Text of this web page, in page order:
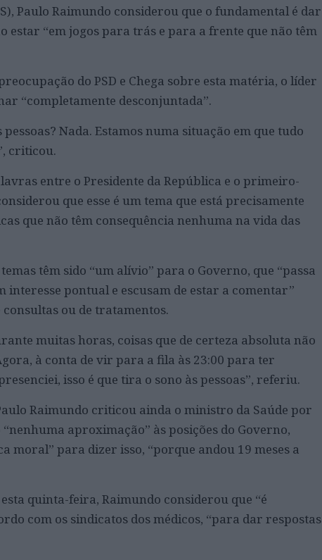
Paulo Raimundo considerou que o fundamental é dar
estar “em jogos para trás e para a frente que não têm
do PSD e Chega sobre esta matéria, o líder
“completamente desconjuntada”.
Nada. Estamos numa situação em que tudo
criticou.
entre o Presidente da República e o primeiro-
que esse é um tema que está precisamente
que não têm consequência nenhuma na vida das
têm sido “um alívio” para o Governo, que “passa
interesse pontual e escusam de estar a comentar”
consultas ou de tratamentos.
muitas horas, coisas que de certeza absoluta não
à conta de vir para a fila às 23:00 para ter
isso é que tira o sono às pessoas”, referiu.
Raimundo criticou ainda o ministro da Saúde por
aproximação” às posições do Governo,
moral” para dizer isso, “porque andou 19 meses a
quinta-feira, Raimundo considerou que “é
com os sindicatos dos médicos, “para dar respostas